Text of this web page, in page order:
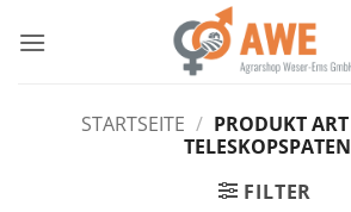
Inhalt
STARTSEITE / PRODUKT ART
TELESKOPSPATEN
FILTER